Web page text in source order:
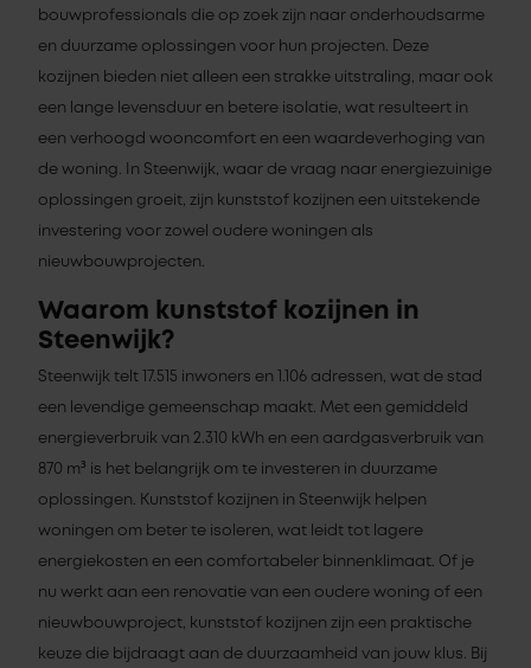
bouwprofessionals die op zoek zijn naar onderhoudsarme
en duurzame oplossingen voor hun projecten. Deze
kozijnen bieden niet alleen een strakke uitstraling, maar ook
een lange levensduur en betere isolatie, wat resulteert in
een verhoogd wooncomfort en een waardeverhoging van
de woning. In Steenwijk, waar de vraag naar energiezuinige
oplossingen groeit, zijn kunststof kozijnen een uitstekende
investering voor zowel oudere woningen als
nieuwbouwprojecten.
Waarom kunststof kozijnen in
Steenwijk?
Steenwijk telt 17.515 inwoners en 1.106 adressen, wat de stad
een levendige gemeenschap maakt. Met een gemiddeld
energieverbruik van 2.310 kWh en een aardgasverbruik van
870 m³ is het belangrijk om te investeren in duurzame
oplossingen. Kunststof kozijnen in Steenwijk helpen
woningen om beter te isoleren, wat leidt tot lagere
energiekosten en een comfortabeler binnenklimaat. Of je
nu werkt aan een renovatie van een oudere woning of een
nieuwbouwproject, kunststof kozijnen zijn een praktische
keuze die bijdraagt aan de duurzaamheid van jouw klus. Bij